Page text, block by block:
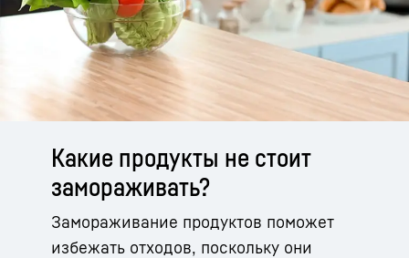
Какие продукты не стоит
замораживать?
Замораживание продуктов поможет
избежать отходов, поскольку они